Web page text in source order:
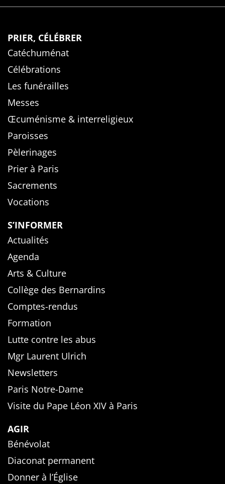
PRIER, CÉLÉBRER
Catéchuménat
Célébrations
Les funérailles
Messes
Œcuménisme & interreligieux
Paroisses
Pèlerinages
Prier à Paris
Sacrements
Vocations
S’INFORMER
Actualités
Agenda
Arts & Culture
Collège des Bernardins
Comptes-rendus
Formation
Lutte contre les abus
Mgr Laurent Ulrich
Newsletters
Paris Notre-Dame
Visite du Pape Léon XIV à Paris
AGIR
Bénévolat
Diaconat permanent
Donner à l’Église